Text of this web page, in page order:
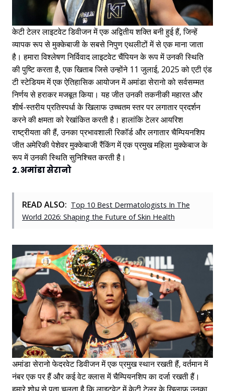
केटी टेलर लाइटवेट डिवीजन में एक अद्वितीय शक्ति बनी हुई हैं, जिन्हें
व्यापक रूप से मुक्केबाजी के सबसे निपुण एथलीटों में से एक माना जाता
है। हमारा विश्लेषण निर्विवाद लाइटवेट चैंपियन के रूप में उनकी स्थिति
की पुष्टि करता है, एक खिताब जिसे उन्होंने 11 जुलाई, 2025 को एटी एंड
टी स्टेडियम में एक ऐतिहासिक आयोजन में अमांडा सेरानो को सर्वसम्मत
निर्णय से हराकर मजबूत किया। यह जीत उनकी तकनीकी महारत और
शीर्ष-स्तरीय प्रतिस्पर्धा के खिलाफ उच्चतम स्तर पर लगातार प्रदर्शन
करने की क्षमता को रेखांकित करती है। हालांकि टेलर आयरिश
राष्ट्रीयता की हैं, उनका प्रभावशाली रिकॉर्ड और लगातार चैम्पियनशिप
जीत अमेरिकी पेशेवर मुक्केबाजी रैंकिंग में एक प्रमुख महिला मुक्केबाज के
रूप में उनकी स्थिति सुनिश्चित करती है।
2. अमांडा सेरानो
READ ALSO: Top 10 Best Dermatologists In The
World 2026: Shaping the Future of Skin Health
अमांडा सेरानो फेदरवेट डिवीजन में एक प्रमुख स्थान रखती हैं, वर्तमान में
नंबर एक पर हैं और कई वेट क्लास में चैम्पियनशिप का दर्जा रखती हैं।